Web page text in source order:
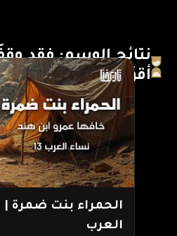
نتائج الوسم: فقد
أقوَى ملوكِ زمانها
الحمراء بنت ضمرة
العرب